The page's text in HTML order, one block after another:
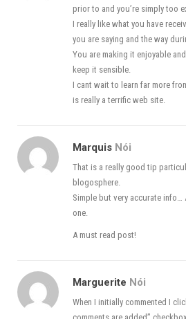
prior to and you’re simply too
I really like what you have
you are saying and the way
You are making it enjoyable
keep it sensible.
I cant wait to learn far more
is really a terrific web site.
Marquis Nói
That is a really good tip
blogosphere.
Simple but very accurate
one.
A must read post!
Marguerite Nói
When I initially commented I